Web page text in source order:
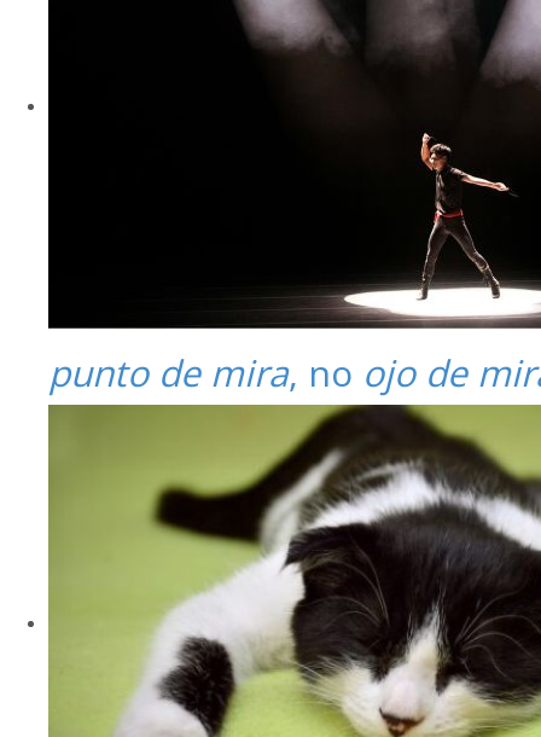
punto de mira, no ojo de